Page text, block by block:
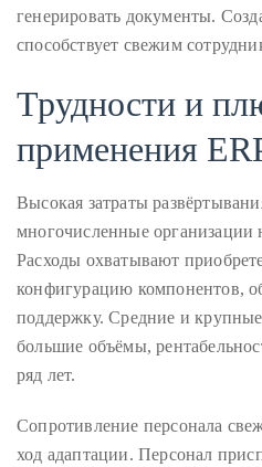
генерировать документы.
способствует свежим
Трудности и
применения
Высокая затраты
многочисленные организации
Расходы охватывают
конфигурацию компонентов,
поддержку. Средние и
большие объёмы,
ряд лет.
Сопротивление персонала
ход адаптации. Персонал